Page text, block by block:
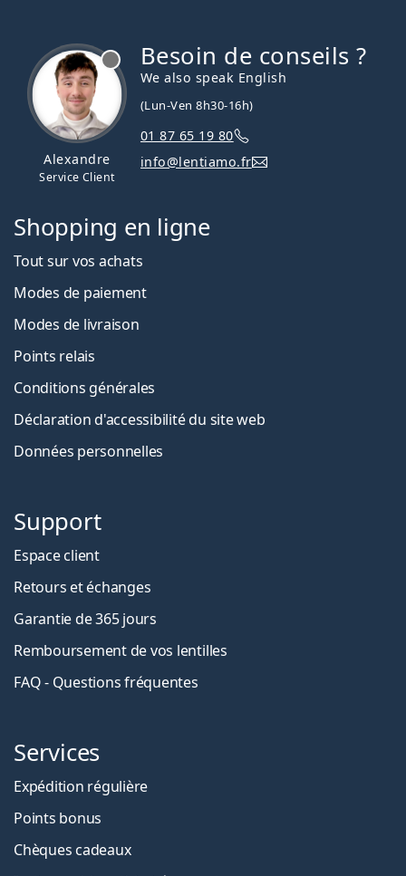
Alexandre
Service Client
Besoin de conseils ?
We also speak English
(Lun-Ven 8h30-16h)
01 87 65 19 80
info@lentiamo.fr
Shopping en ligne
Tout sur vos achats
Modes de paiement
Modes de livraison
Points relais
Conditions générales
Déclaration d'accessibilité du site web
Données personnelles
Support
Espace client
Retours et échanges
Garantie de 365 jours
Remboursement de vos lentilles
FAQ - Questions fréquentes
Services
Expédition régulière
Points bonus
Chèques cadeaux